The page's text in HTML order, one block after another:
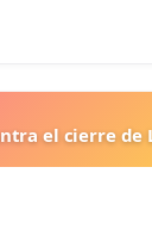
el cierre de